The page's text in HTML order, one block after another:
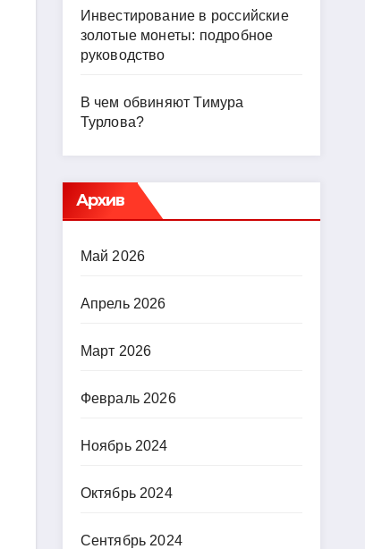
Инвестирование в российские
золотые монеты: подробное
руководство
В чем обвиняют Тимура
Турлова?
Архив
Май 2026
Апрель 2026
Март 2026
Февраль 2026
Ноябрь 2024
Октябрь 2024
Сентябрь 2024